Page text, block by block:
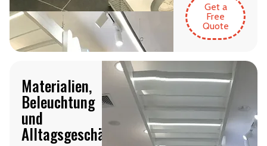
Get a
Free
Quote
Materialien,
Beleuchtung
und
Alltagsgeschäftsfunktion